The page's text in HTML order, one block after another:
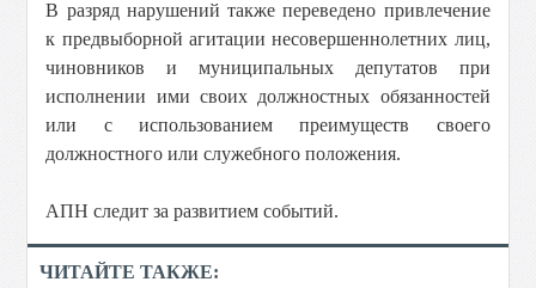
В разряд нарушений также переведено привлечение
к предвыборной агитации несовершеннолетних лиц,
чиновников и муниципальных депутатов при
исполнении ими своих должностных обязанностей
или с использованием преимуществ своего
должностного или служебного положения.
АПН следит за развитием событий.
ЧИТАЙТЕ ТАКЖЕ: